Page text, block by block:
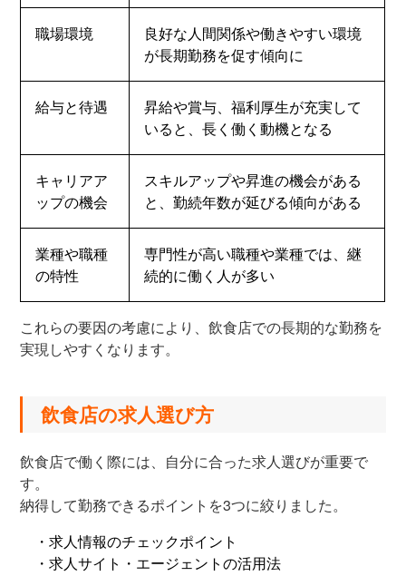
職場環境
良好な人間関係や働きやすい環境
が長期勤務を促す傾向に
給与と待遇
昇給や賞与、福利厚生が充実して
いると、長く働く動機となる
キャリアア
ップの機会
スキルアップや昇進の機会がある
と、勤続年数が延びる傾向がある
業種や職種
の特性
専門性が高い職種や業種では、継
続的に働く人が多い
これらの要因の考慮により、飲食店での長期的な勤務を
実現しやすくなります。
飲食店の求人選び方
飲食店で働く際には、自分に合った求人選びが重要で
す。
納得して勤務できるポイントを3つに絞りました。
・求人情報のチェックポイント
・求人サイト・エージェントの活用法